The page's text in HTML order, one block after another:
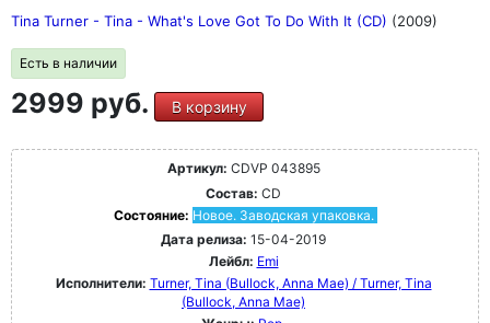
Tina Turner - Tina - What's Love Got To Do With It (CD) (2009)
Есть в наличии
2999 руб. В корзину
Артикул: CDVP 043895
Состав: CD
Состояние: Новое. Заводская упаковка.
Дата релиза: 15-04-2019
Лейбл: Emi
Исполнители: Turner, Tina (Bullock, Anna Mae) / Turner, Tina
(Bullock, Anna Mae)